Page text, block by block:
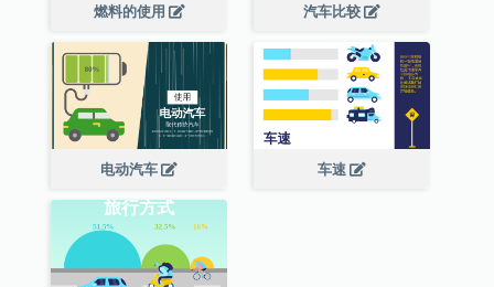
燃料的使用 汽车比较
电动汽车 车速